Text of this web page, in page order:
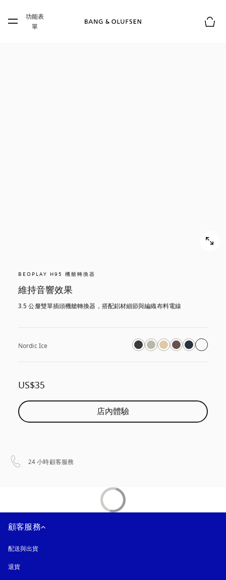
Skip to main footer
功能表
單
BEOPLAY H95 機艙轉換器
維持音響效果
3.5 公釐雙單插頭機艙轉換器，搭配鋁材細節與編織布料電線
Nordic Ice
US$35
店內體驗
24 小時顧客服務
顧客服務
配送與出貨
退貨